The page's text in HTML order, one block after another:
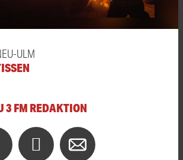
ULM
3 FM REDAKTION